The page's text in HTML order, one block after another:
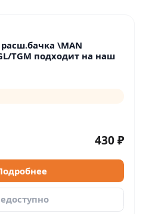
\MAN
TGM подходит на наш
430 ₽